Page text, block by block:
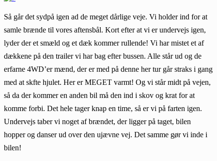
Så går det sydpå igen ad de meget dårlige veje. Vi holder ind for at
samle brænde til vores aftensbål. Kort efter at vi er undervejs igen,
lyder der et smæld og et dæk kommer rullende! Vi har mistet et af
dækkene på den trailer vi har bag efter bussen. Alle står ud og de
erfarne 4WD’er mænd, der er med på denne her tur går straks i gang
med at skfte hjulet. Her er MEGET varmt! Og vi står midt på vejen,
så da der kommer en anden bil må den ind i skov og krat for at
komme forbi. Det hele tager knap en time, så er vi på farten igen.
Undervejs taber vi noget af brændet, der ligger på taget, bilen
hopper og danser ud over den ujævne vej. Det samme gør vi inde i
bilen!